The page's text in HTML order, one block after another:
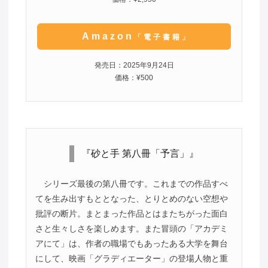
Amazon 「電子書籍」
発売日：2025年9月24日
価格：¥500
『砂と手 第八冊「予言」』
シリーズ最後の第八冊です。これまでの作品すべ
てを生み出すもととなった、とりとめのない空想や
批評の断片。まとまった作品とはまたちがった面白
さと生々しさを楽しめます。また冒頭の「アカデミ
アにて」は、作者の職場でもあったある大学を舞台
にして、映画「グラディエーター」の登場人物と重